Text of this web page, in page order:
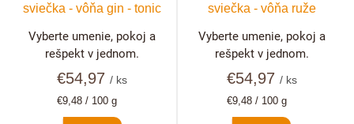
sviečka - vôňa gin - tonic
€54,97/ ks
Jednotková
€9,48 / 100 g
Vyberte umenie, pokoj a
rešpekt v jednom.
sviečka - vôňa ruže
€54,97 / ks
Jednotková
€9,48 / 100 g
Vyberte umenie, pokoj a
rešpekt v jednom.